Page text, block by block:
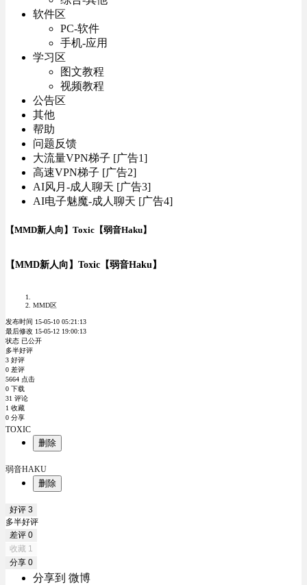
软件区
PC-软件
手机-应用
学习区
图文教程
视频教程
公告区
其他
帮助
问题反馈
大流量VPN梯子 [广告1]
高速VPN梯子 [广告2]
AI风月-成人聊天 [广告3]
AI电子魅魔-成人聊天 [广告4]
【MMD新人向】Toxic【弱音Haku】
【MMD新人向】Toxic【弱音Haku】
MMD区
发布时间 15-05-10 05:21:13
最后修改 15-05-12 19:00:13
状态 已公开
多半好评
3 好评
0 差评
5664 点击
0 下载
31 评论
1 收藏
0 分享
TOXIC
删除
弱音HAKU
删除
好评 3
多半好评
差评 0
收藏 1
分享 0
分享到 微博